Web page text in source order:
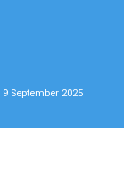
September 2025